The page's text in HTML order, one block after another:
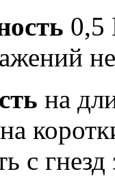
0,5
на
с